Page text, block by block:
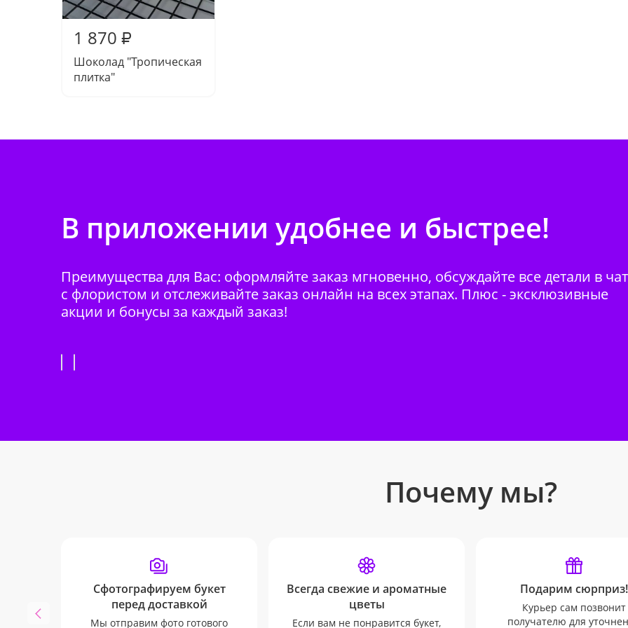
1 870 ₽
Шоколад "Тропическая
плитка"
В приложении удобнее и быстрее!
Преимущества для Вас: оформляйте заказ мгновенно, обсуждайте все детали в
с флористом и отслеживайте заказ онлайн на всех этапах. Плюс - эксклюзивные
акции и бонусы за каждый заказ!
Почему мы?
Сфотографируем букет
перед доставкой
Мы отправим фото готового
Всегда свежие и ароматные
цветы
Если вам не понравится букет,
Подарим сюрприз!
Курьер сам позвонит
получателю для